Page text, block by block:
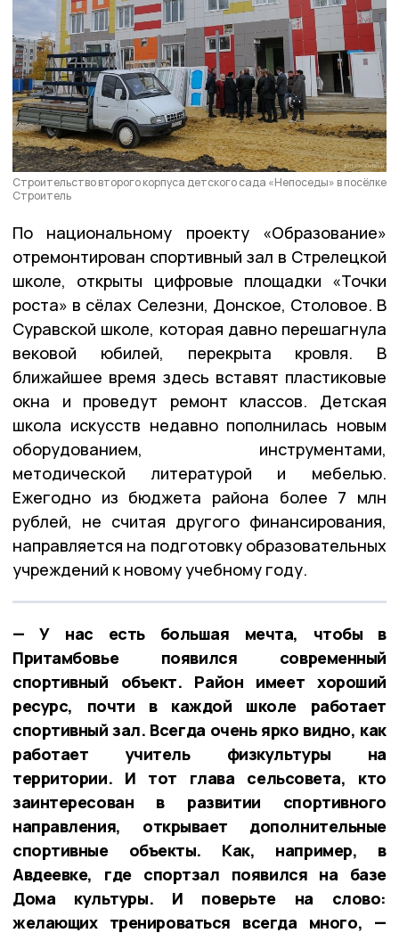
Строительство второго корпуса детского сада «Непоседы» в посёлке
Строитель
По национальному проекту «Образование»
отремонтирован спортивный зал в Стрелецкой
школе, открыты цифровые площадки «Точки
роста» в сёлах Селезни, Донское, Столовое. В
Суравской школе, которая давно перешагнула
вековой юбилей, перекрыта кровля. В
ближайшее время здесь вставят пластиковые
окна и проведут ремонт классов. Детская
школа искусств недавно пополнилась новым
оборудованием, инструментами,
методической литературой и мебелью.
Ежегодно из бюджета района более 7 млн
рублей, не считая другого финансирования,
направляется на подготовку образовательных
учреждений к новому учебному году.
— У нас есть большая мечта, чтобы в
Притамбовье появился современный
спортивный объект. Район имеет хороший
ресурс, почти в каждой школе работает
спортивный зал. Всегда очень ярко видно, как
работает учитель физкультуры на
территории. И тот глава сельсовета, кто
заинтересован в развитии спортивного
направления, открывает дополнительные
спортивные объекты. Как, например, в
Авдеевке, где спортзал появился на базе
Дома культуры. И поверьте на слово:
желающих тренироваться всегда много, —